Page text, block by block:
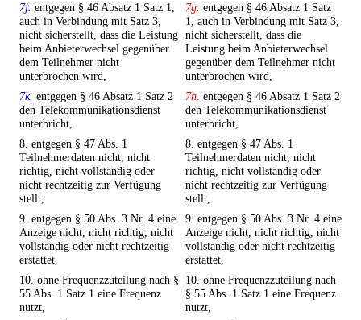
7j. entgegen § 46 Absatz 1 Satz 1,
auch in Verbindung mit Satz 3,
nicht sicherstellt, dass die Leistung
beim Anbieterwechsel gegenüber
dem Teilnehmer nicht
unterbrochen wird,
7g. entgegen § 46 Absatz 1 Satz
1, auch in Verbindung mit Satz 3,
nicht sicherstellt, dass die
Leistung beim Anbieterwechsel
gegenüber dem Teilnehmer nicht
unterbrochen wird,
7k. entgegen § 46 Absatz 1 Satz 2
den Telekommunikationsdienst
unterbricht,
7h. entgegen § 46 Absatz 1 Satz 2
den Telekommunikationsdienst
unterbricht,
8. entgegen § 47 Abs. 1
Teilnehmerdaten nicht, nicht
richtig, nicht vollständig oder
nicht rechtzeitig zur Verfügung
stellt,
8. entgegen § 47 Abs. 1
Teilnehmerdaten nicht, nicht
richtig, nicht vollständig oder
nicht rechtzeitig zur Verfügung
stellt,
9. entgegen § 50 Abs. 3 Nr. 4 eine
Anzeige nicht, nicht richtig, nicht
vollständig oder nicht rechtzeitig
erstattet,
9. entgegen § 50 Abs. 3 Nr. 4 eine
Anzeige nicht, nicht richtig, nicht
vollständig oder nicht rechtzeitig
erstattet,
10. ohne Frequenzzuteilung nach §
55 Abs. 1 Satz 1 eine Frequenz
nutzt,
10. ohne Frequenzzuteilung nach
§ 55 Abs. 1 Satz 1 eine Frequenz
nutzt,